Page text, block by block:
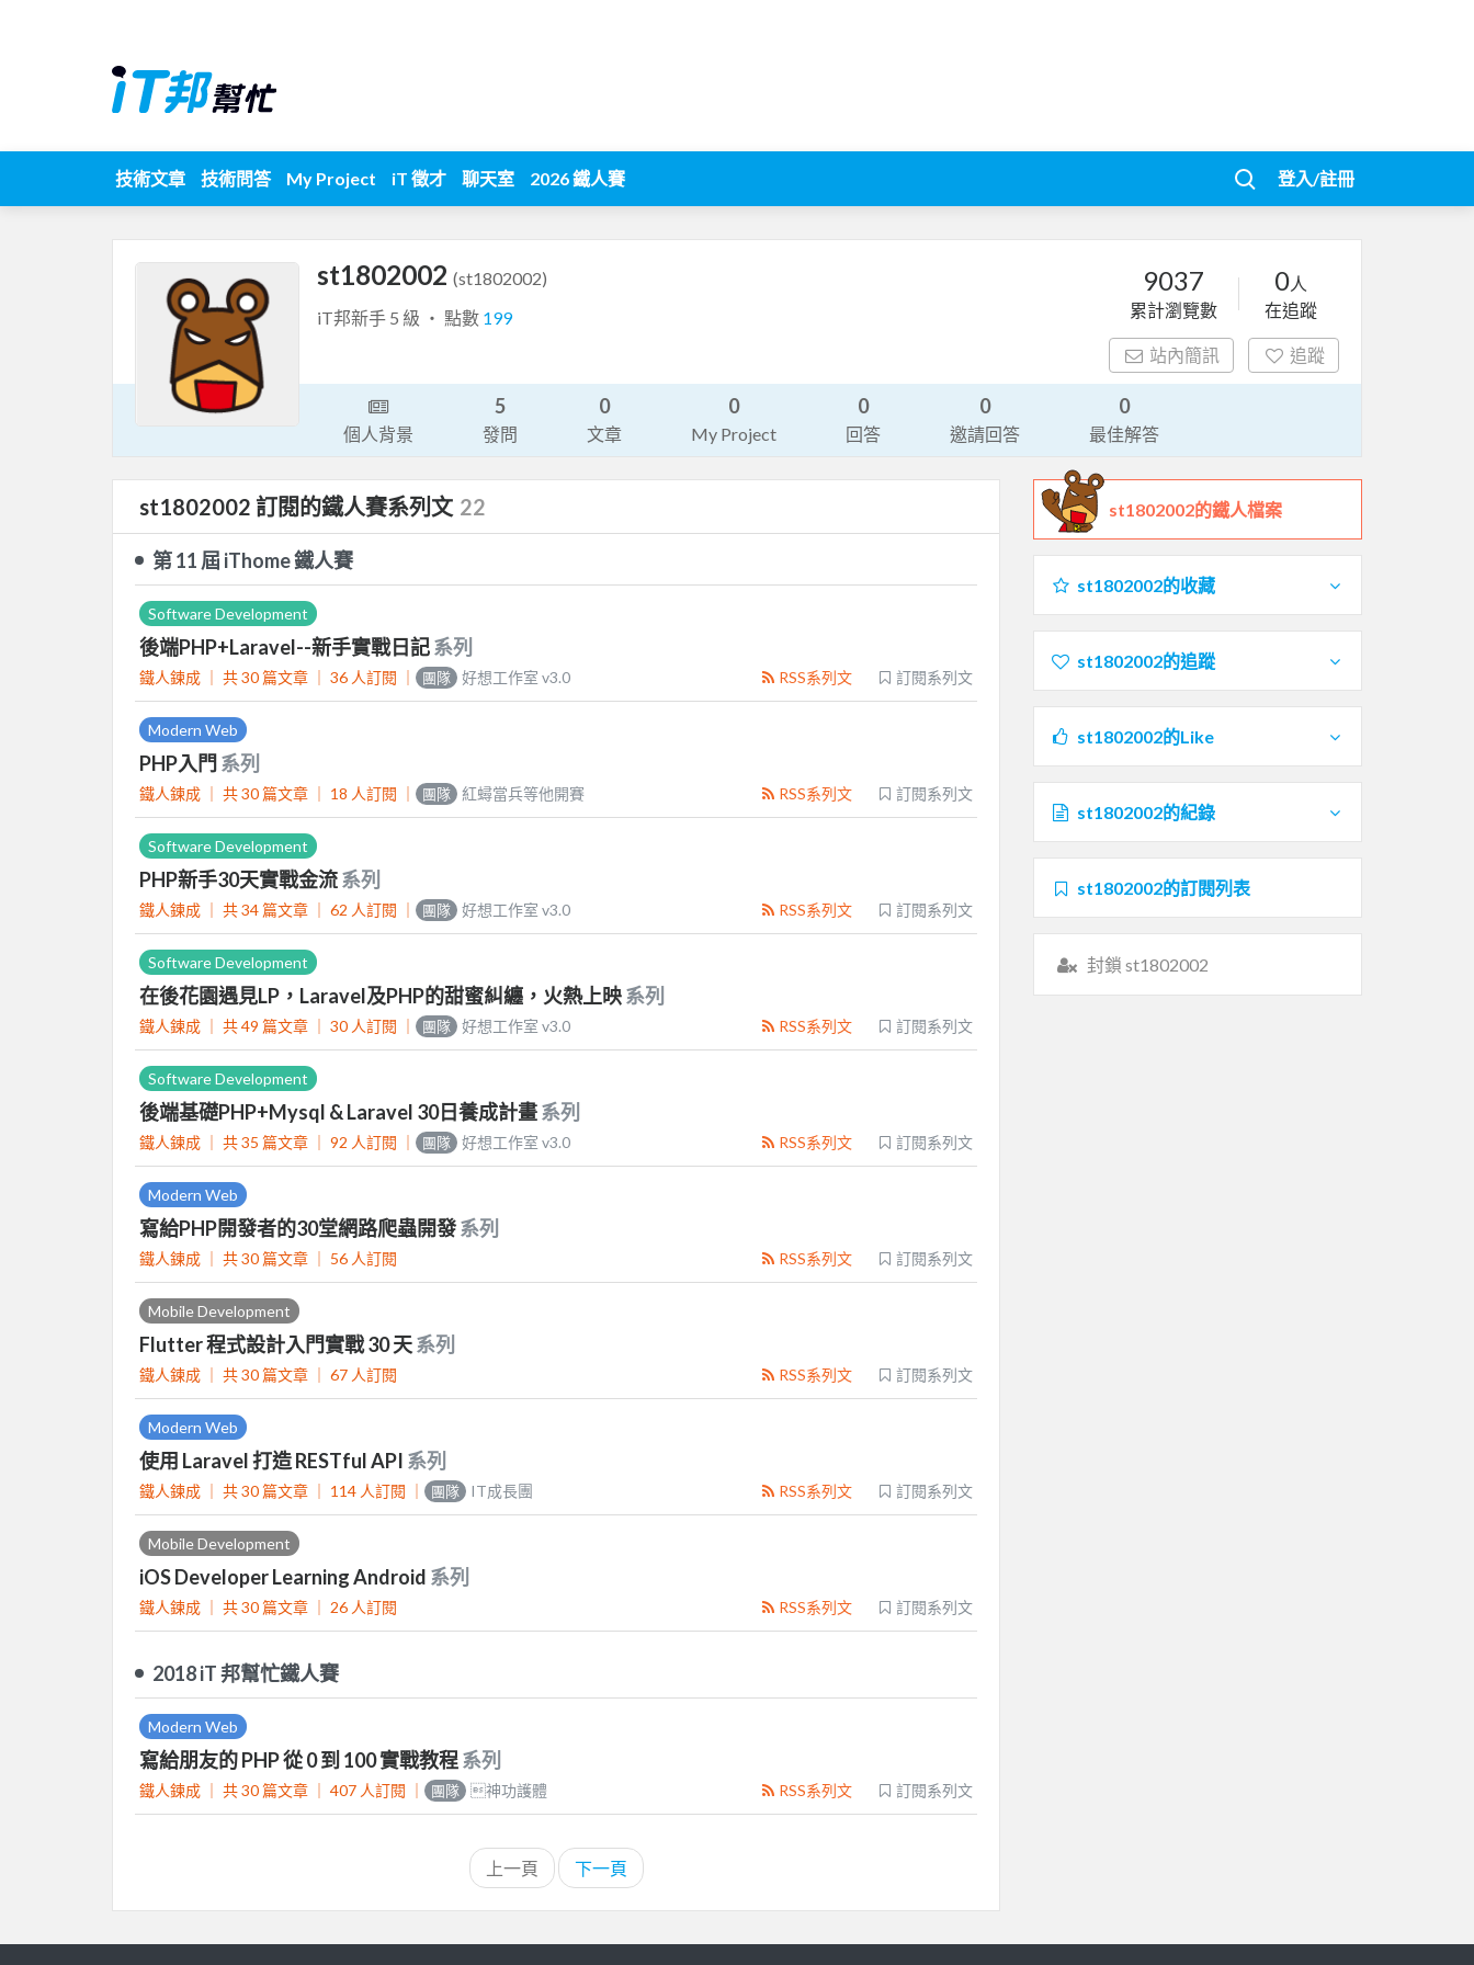
技術文章 技術問答 My Project iT 徵才 聊天室 2026 鐵人賽 登入/註冊
st1802002 (st1802002)
iT邦新手 5 級 ‧ 點數 199
9037
累計瀏覽數
0人
在追蹤
站內簡訊 追蹤
個人背景
5
發問
0
文章
0
My Project
0
回答
0
邀請回答
0
最佳解答
st1802002 訂閱的鐵人賽系列文 22
第 11 屆 iThome 鐵人賽
Software Development
後端PHP+Laravel--新手實戰日記系列
鐵人鍊成 ｜ 共 30 篇文章 ｜ 36 人訂閱 訂閱系列文
RSS系列文
團隊 好想工作室 v3.0
Modern Web
PHP入門 系列
鐵人鍊成 ｜ 共 30 篇文章 ｜ 18 人訂閱 訂閱系列文
RSS系列文
團隊 紅蟳當兵等他開賽
Software Development
PHP新手30天實戰金流系列
鐵人鍊成 ｜ 共 34 篇文章 ｜ 62 人訂閱 訂閱系列文
RSS系列文
團隊 好想工作室 v3.0
Software Development
在後花園遇見LP，Laravel及PHP的甜蜜糾纏，火熱上映系列
鐵人鍊成 ｜ 共 49 篇文章 ｜ 30 人訂閱 訂閱系列文
RSS系列文
團隊 好想工作室 v3.0
Software Development
後端基礎PHP+Mysql & Laravel 30日養成計畫系列
鐵人鍊成 ｜ 共 35 篇文章 ｜ 92 人訂閱 訂閱系列文
RSS系列文
團隊 好想工作室 v3.0
Modern Web
寫給PHP開發者的30堂網路爬蟲開發系列
鐵人鍊成 ｜ 共 30 篇文章 ｜ 56 人訂閱 訂閱系列文
RSS系列文
Mobile Development
Flutter 程式設計入門實戰 30 天系列
鐵人鍊成 ｜ 共 30 篇文章 ｜ 67 人訂閱 訂閱系列文
RSS系列文
Modern Web
使用 Laravel 打造 RESTful API 系列
鐵人鍊成 ｜ 共 30 篇文章 ｜ 114 人訂閱 訂閱系列文
RSS系列文
團隊 IT成長團
Mobile Development
iOS Developer Learning Android 系列
鐵人鍊成 ｜ 共 30 篇文章 ｜ 26 人訂閱 訂閱系列文
RSS系列文
2018 iT 邦幫忙鐵人賽
Modern Web
寫給朋友的 PHP 從 0 到 100 實戰教程系列
鐵人鍊成 ｜ 共 30 篇文章 ｜ 407 人訂閱 訂閱系列文
RSS系列文
團隊 神功護體
上一頁 下一頁
st1802002的鐵人檔案
st1802002的收藏
st1802002的追蹤
st1802002的Like
st1802002的紀錄
st1802002的訂閱列表
封鎖 st1802002